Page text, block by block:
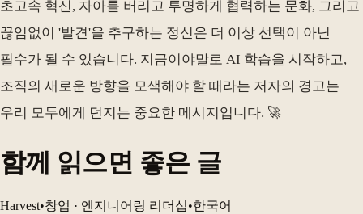
초고속 혁신, 자아를 버리고 투명하게 협력하는 문화, 그리고
끊임없이 '발견'을 추구하는 정신은 더 이상 선택이 아닌
필수가 될 수 있습니다. 지금이야말로 AI 학습을 시작하고,
조직의 새로운 방향을 모색해야 할 때라는 저자의 경고는
우리 모두에게 던지는 중요한 메시지입니다. 🚀
함께 읽으면 좋은 글
Harvest•창업 · 엔지니어링 리더십•한국어